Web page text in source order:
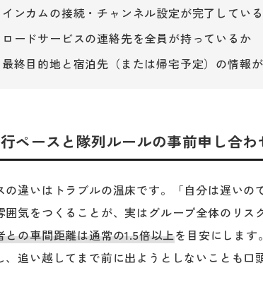
インカムの接続・チャンネル設定が完了してい
ロードサービスの連絡先を全員が持っているか
最終目的地と宿泊先（または帰宅予定）の情報
ペースと隊列ルールの事前申し合わ
の違いはトラブルの温床です。「自分は遅い
囲気をつくることが、実はグループ全体のリス
との車間距離は通常の1.5倍以上を目安にしま
、追い越してまで前に出ようとしないことも口